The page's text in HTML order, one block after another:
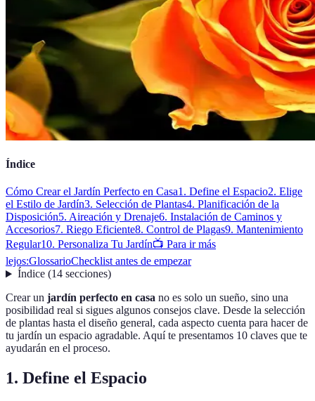
Índice
Cómo Crear el Jardín Perfecto en Casa1. Define el Espacio2. Elige
el Estilo de Jardín3. Selección de Plantas4. Planificación de la
Disposición5. Aireación y Drenaje6. Instalación de Caminos y
Accesorios7. Riego Eficiente8. Control de Plagas9. Mantenimiento
Regular10. Personaliza Tu Jardín📺 Para ir más
lejos:GlossarioChecklist antes de empezar
Índice(14 secciones)
Crear un jardín perfecto en casa no es solo un sueño, sino una
posibilidad real si sigues algunos consejos clave. Desde la selección
de plantas hasta el diseño general, cada aspecto cuenta para hacer de
tu jardín un espacio agradable. Aquí te presentamos 10 claves que te
ayudarán en el proceso.
1. Define el Espacio